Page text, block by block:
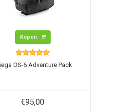
Kopen
OS-6 Adventure Pack
€95,00